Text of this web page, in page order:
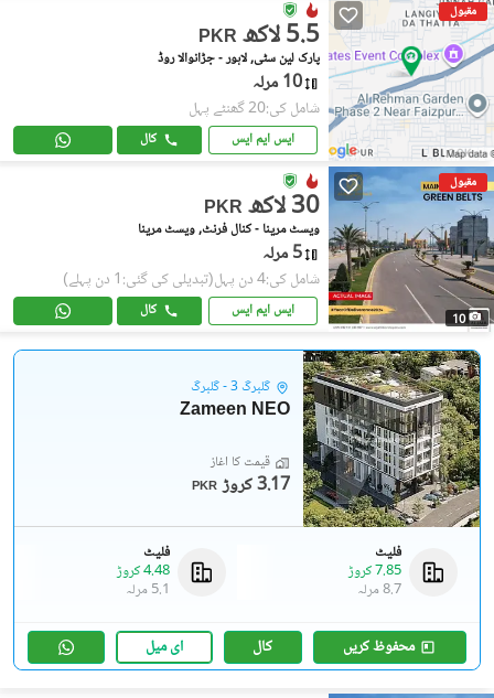
مقبول
PKR 5.5 لاکھ
پارک لین سٹی, لاہور - جڑانوالا روڈ
10 مرلہ
شامل کی:20 گھنٹے پہل
ایس ایم ایس کال
مقبول
10
PKR 30 لاکھ
ویسٹ مرینا - کنال فرنٹ, ویسٹ مرینا
5 مرلہ
شامل کی:4 دن پہل (تبدیلی کی گئی:1 دن پہلے)
ایس ایم ایس کال
گلبرگ 3 - گلبرگ
Zameen NEO
قیمت کا آغاز
PKR 3.17 کروڑ
فلیٹ
7.85 کروڑ
8.7 مرلہ
فلیٹ
4.48 کروڑ
5.1 مرلہ
محفوظ کریں کال ای میل